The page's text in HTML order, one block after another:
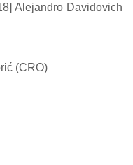
Alejandro Davidovich
(CRO)